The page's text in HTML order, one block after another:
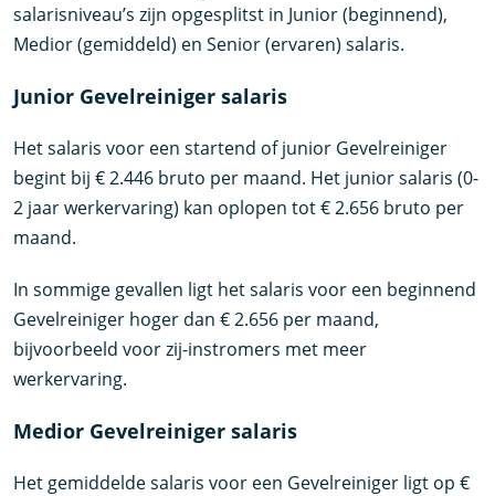
salarisniveau’s zijn opgesplitst in Junior (beginnend),
Medior (gemiddeld) en Senior (ervaren) salaris.
Junior Gevelreiniger salaris
Het salaris voor een startend of junior Gevelreiniger
begint bij € 2.446 bruto per maand. Het junior salaris (0-
2 jaar werkervaring) kan oplopen tot € 2.656 bruto per
maand.
In sommige gevallen ligt het salaris voor een beginnend
Gevelreiniger hoger dan € 2.656 per maand,
bijvoorbeeld voor zij-instromers met meer
werkervaring.
Medior Gevelreiniger salaris
Het gemiddelde salaris voor een Gevelreiniger ligt op €